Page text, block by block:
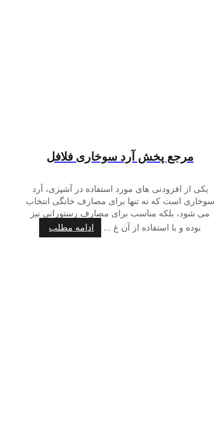
مرجع پخش آرد سوخاری فلافل
یکی از افزودنی های مورد استفاده در آشپزی، آرد
سوخاری است که نه تنها برای مصارف خانگی انتخاب
می شود، بلکه مناسب برای مصارف رستورانی نیز
بوده و با استفاده از آن غ ...
ادامه مطلب